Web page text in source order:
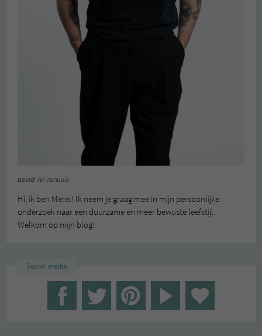
beeld: Ari Versluis
Hi, ik ben Merel! Ik neem je graag mee in mijn persoonlijke
onderzoek naar een duurzame en meer bewuste leefstijl.
Welkom op mijn blog!
Social media